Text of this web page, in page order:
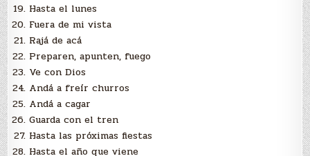
Hasta el lunes
Fuera de mi vista
Rajá de acá
Preparen, apunten, fuego
Ve con Dios
Andá a freír churros
Andá a cagar
Guarda con el tren
Hasta las próximas fiestas
Hasta el año que viene